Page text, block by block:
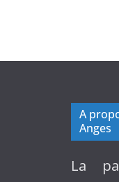
A
Anges
La